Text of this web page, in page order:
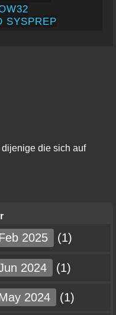
SYSPREP
die sich auf
2025 (1)
2024 (1)
2024 (1)